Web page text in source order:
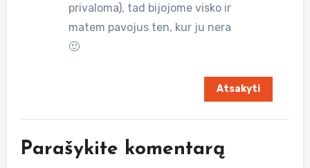
privaloma), tad bijojome visko ir
matem pavojus ten, kur ju nera
🙂
Atsakyti
Parašykite komentarą